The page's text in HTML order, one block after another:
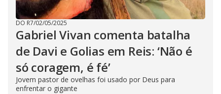
DO R7/02/05/2025
Gabriel Vivan comenta batalha
de Davi e Golias em Reis: ‘Não é
só coragem, é fé’
Jovem pastor de ovelhas foi usado por Deus para
enfrentar o gigante